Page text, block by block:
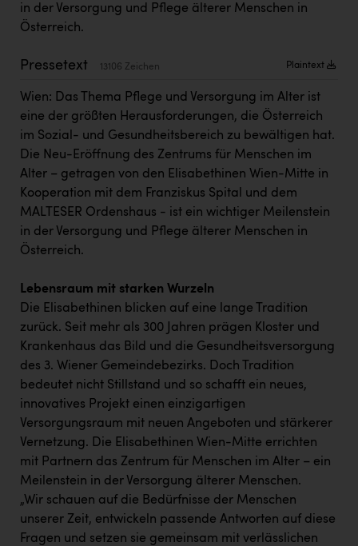
KEBA
Kleider Bauer
Kremsmüller Anlagenbau GmbH
Maximarkt
Oldtimer Raststationen und Motorhotels
Österreichischer Kachelofenverband
Passage Linz
PÜSPÖK
REMAX
RE/MAX Welcome
Resch&Frisch
RUBBLE MASTER
Ruderclub Wels
SCRI - Salzburg Cancer Research Institute
in der Versorgung und Pflege älterer Menschen in
Österreich.
Pressetext 13106 Zeichen Plaintext
Wien: Das Thema Pflege und Versorgung im Alter ist
eine der größten Herausforderungen, die Österreich
im Sozial- und Gesundheitsbereich zu bewältigen hat.
Die Neu-Eröffnung des Zentrums für Menschen im
Alter – getragen von den Elisabethinen Wien-Mitte in
Kooperation mit dem Franziskus Spital und dem
MALTESER Ordenshaus - ist ein wichtiger Meilenstein
in der Versorgung und Pflege älterer Menschen in
Österreich.
Lebensraum mit starken Wurzeln
Die Elisabethinen blicken auf eine lange Tradition
zurück. Seit mehr als 300 Jahren prägen Kloster und
Krankenhaus das Bild und die Gesundheitsversorgung
des 3. Wiener Gemeindebezirks. Doch Tradition
bedeutet nicht Stillstand und so schafft ein neues,
innovatives Projekt einen einzigartigen
Versorgungsraum mit neuen Angeboten und stärkerer
Vernetzung. Die Elisabethinen Wien-Mitte errichten
mit Partnern das Zentrum für Menschen im Alter – ein
Meilenstein in der Versorgung älterer Menschen.
„Wir schauen auf die Bedürfnisse der Menschen
unserer Zeit, entwickeln passende Antworten auf diese
Fragen und setzen sie gemeinsam mit verlässlichen